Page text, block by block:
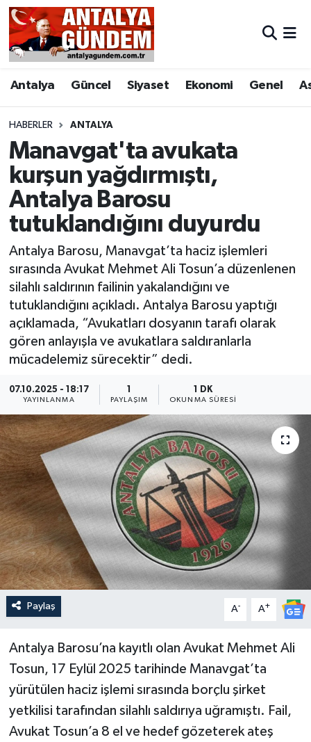
Antalya Güncel Siyaset Ekonomi Genel
HABERLER ANTALYA
Manavgat'ta avukata
kurşun yağdırmıştı,
Antalya Barosu
tutuklandığını duyurdu
Antalya Barosu, Manavgat’ta haciz işlemleri
sırasında Avukat Mehmet Ali Tosun’a düzenlenen
silahlı saldırının failinin yakalandığını ve
tutuklandığını açıkladı. Antalya Barosu yaptığı
açıklamada, “Avukatları dosyanın tarafı olarak
gören anlayışla ve avukatlara saldıranlarla
mücadelemiz sürecektir” dedi.
07.10.2025 - 18:17
YAYINLANMA
1
PAYLAŞIM
1 DK
OKUNMA SÜRESI
Paylaş A- A+
Antalya Barosu’na kayıtlı olan Avukat Mehmet Ali
Tosun, 17 Eylül 2025 tarihinde Manavgat’ta
yürütülen haciz işlemi sırasında borçlu şirket
yetkilisi tarafından silahlı saldırıya uğramıştı. Fail,
Avukat Tosun’a 8 el ve hedef gözeterek ateş
Antalya
Asayiş
Bilim & Teknoloji
Bölge
EĞİTİM
Ekonomi
Genel
Görüntülü Haber
Güncel
Resmi İlan
Sağlık & Yaşam
Siyaset
Spor
Antalya Nöbetçi Eczaneler
Antalya Hava Durumu
Antalya Namaz Vakitleri
Antalya Trafik Yoğunluk Haritası
Süper Lig Puan Durumu ve Fikstür
Tüm Manşetler
Son Dakika Haberleri
Haber Arşivi